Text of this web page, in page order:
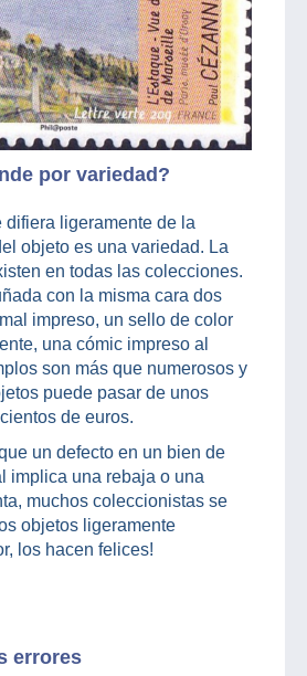
por variedad?
difiera ligeramente de la
objeto es una variedad. La
en todas las colecciones.
con la misma cara dos
impreso, un sello de color
una cómic impreso al
son más que numerosos y
puede pasar de unos
de euros.
un defecto en un bien de
implica una rebaja o una
muchos coleccionistas se
objetos ligeramente
los hacen felices!
errores